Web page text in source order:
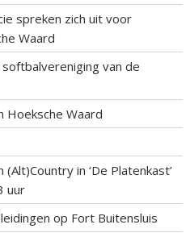
spreken zich uit voor
Waard
van de
Hoeksche Waard
(Alt)Country in ‘De Platenkast’
uur
op Fort Buitensluis